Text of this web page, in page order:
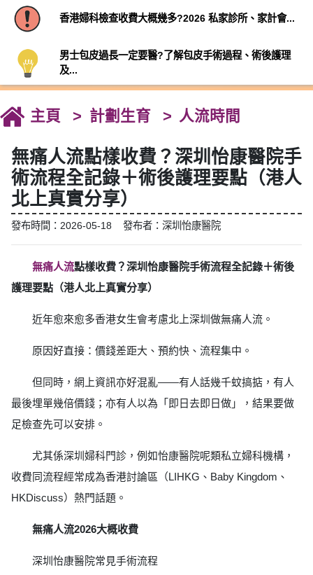
香港婦科檢查收費大概幾多?2026 私家診所、家計會...
男士包皮過長一定要醫?了解包皮手術過程、術後護理
及...
主頁 計劃生育 人流時間
無痛人流點樣收費？深圳怡康醫院手
術流程全記錄＋術後護理要點（港人
北上真實分享）
發布時間：2026-05-18 發布者：深圳怡康醫院
無痛人流點樣收費？深圳怡康醫院手術流程全記錄＋術後
護理要點（港人北上真實分享）
近年愈來愈多香港女生會考慮北上深圳做無痛人流。
原因好直接：價錢差距大、預約快、流程集中。
但同時，網上資訊亦好混亂——有人話幾千蚊搞掂，有人
最後埋單幾倍價錢；亦有人以為「即日去即日做」，結果要做
足檢查先可以安排。
尤其係深圳婦科門診，例如怡康醫院呢類私立婦科機構，
收費同流程經常成為香港討論區（LIHKG、Baby Kingdom、
HKDiscuss）熱門話題。
無痛人流2026大概收費
深圳怡康醫院常見手術流程